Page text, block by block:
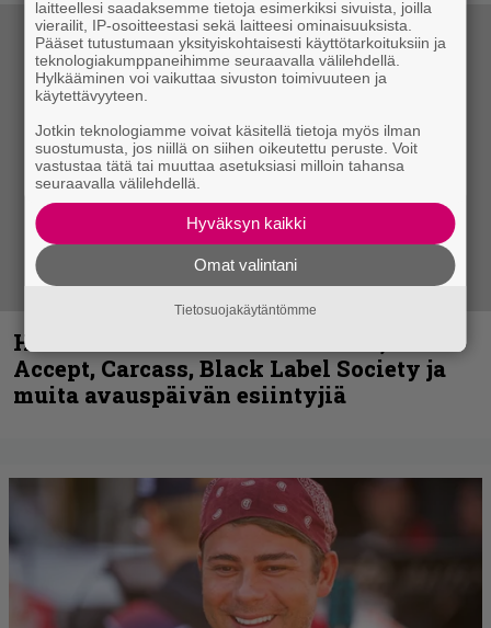
Hellsinki Metal Festival kuvina, osa 1 –
Accept, Carcass, Black Label Society ja
muita avauspäivän esiintyjiä
laitteellesi saadaksemme tietoja esimerkiksi sivuista, joilla
vierailit, IP-osoitteestasi sekä laitteesi ominaisuuksista.
Pääset tutustumaan yksityiskohtaisesti käyttötarkoituksiin ja
teknologiakumppaneihimme seuraavalla välilehdellä.
Hylkääminen voi vaikuttaa sivuston toimivuuteen ja
käytettävyyteen.
Jotkin teknologiamme voivat käsitellä tietoja myös ilman
suostumusta, jos niillä on siihen oikeutettu peruste. Voit
vastustaa tätä tai muuttaa asetuksiasi milloin tahansa
seuraavalla välilehdellä.
Hyväksyn kaikki
Omat valintani
Tietosuojakäytäntömme